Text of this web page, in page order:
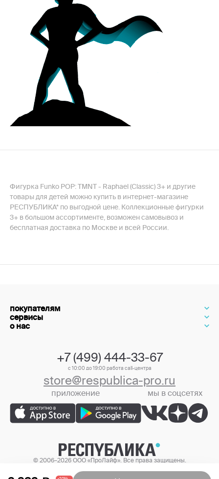
Фигурка Funko POP: TMNT - Raphael (Classic) 3+ и другие
товары для детей можно купить в интернет-магазине
РЕСПУБЛИКА* по выгодной цене. Коллекционные фигурки
3+ в большом ассортименте, возможен самовывоз и
бесплатная доставка по Москве и всей России.
покупателям
сервисы
о нас
+7 (499) 444-33-67
с 10:00 до 19:00 работа call-центра
store@respublica-pro.ru
приложение мы в соцсетях
© 2006–2026 ООО «ПроЛайф». Все права защищены.